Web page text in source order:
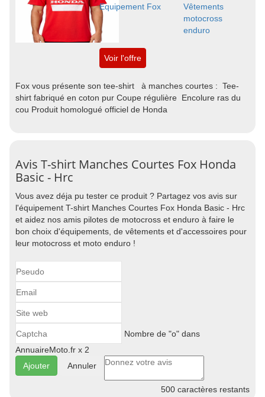
Equipement Fox
Vêtements
motocross
enduro
Voir l'offre
Fox vous présente son tee-shirt à manches courtes : Tee-
shirt fabriqué en coton pur Coupe régulière Encolure ras du
cou Produit homologué officiel de Honda
Avis T-shirt Manches Courtes Fox Honda
Basic - Hrc
Vous avez déja pu tester ce produit ? Partagez vos avis sur
l'équipement T-shirt Manches Courtes Fox Honda Basic - Hrc
et aidez nos amis pilotes de motocross et enduro à faire le
bon choix d'équipements, de vêtements et d'accessoires pour
leur motocross et moto enduro !
Nombre de "o" dans
AnnuaireMoto.fr x 2
Annuler
500 caractères restants